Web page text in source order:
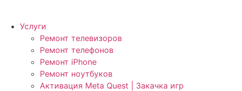
Услуги
Ремонт телевизоров
Ремонт телефонов
Ремонт iPhone
Ремонт ноутбуков
Активация Meta Quest | Закачка игр